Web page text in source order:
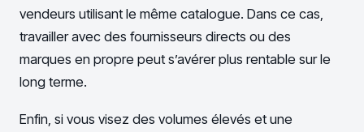
vendeurs utilisant le même catalogue. Dans ce cas,
travailler avec des fournisseurs directs ou des
marques en propre peut s’avérer plus rentable sur le
long terme.
Enfin, si vous visez des volumes élevés et une